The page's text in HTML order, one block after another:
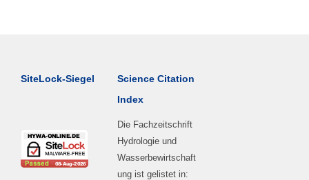
SiteLock-Siegel
Science Citation
Index
Die Fachzeitschrift
Hydrologie und
Wasserbewirtschaft
ung ist gelistet in: